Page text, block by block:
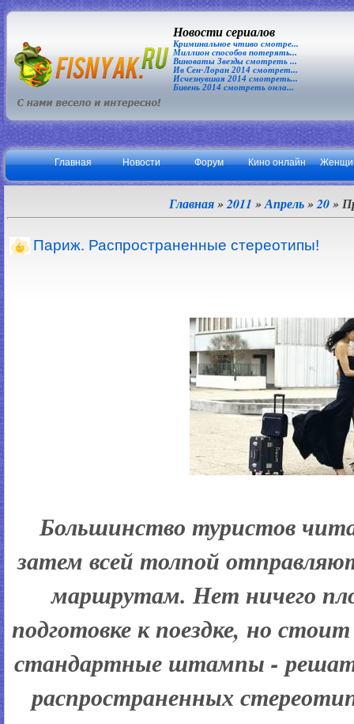
Новости сериалов
Криминальное чтиво смотре...
Миллион способов потерять...
Виноваты Звезды смотреть ...
Ив Сен-Лоран 2014 смотрет...
Исчезнувшая 2014 смотреть...
Бивень 2014 смотреть онла...
Главная Новости Форум Кино онлайн
Главная»2011 » Апрель » 20»
Париж. Распространенные стереотипы!
Большинство туристов
затем всей толпой
маршрутам. Нет ничего
подготовке к поездке, но
стандартные штампы -
распространенных